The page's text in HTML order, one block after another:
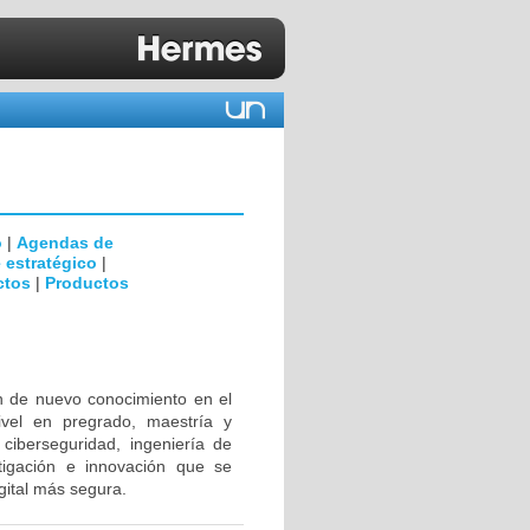
| Agendas de
estratégico |
| Productos
de nuevo conocimiento en el
en pregrado, maestría y
ingeniería de
e innovación que se
más segura.